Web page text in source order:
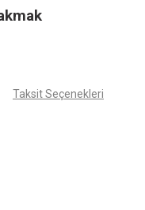
Taksit Seçenekleri